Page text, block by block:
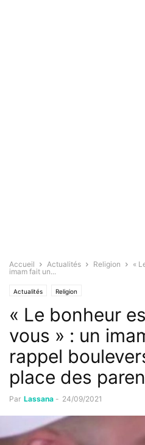
Accueil Actualités Religion
«
imam fait un...
Actualités Religion
« Le bonheur
vous » : un
rappel
place des
Par Lassana - 24/09/2021